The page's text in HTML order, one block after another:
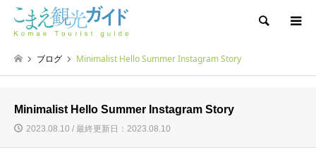
検索
ブログ Minimalist Hello Summer Instagram Story
Minimalist Hello Summer Instagram Story
2023.08.10 / 最終更新日：2023.08.10